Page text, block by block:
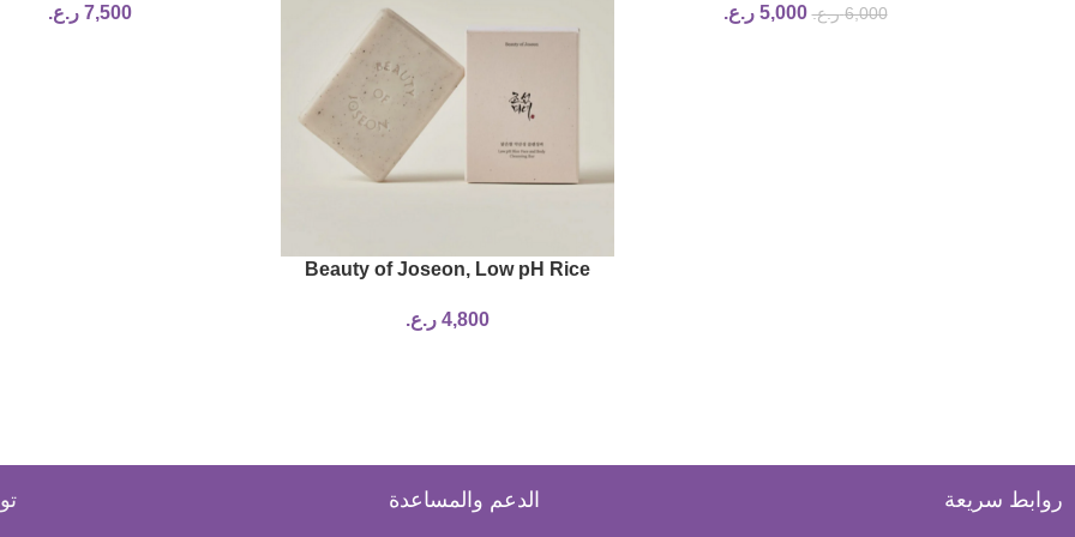
6,000 ر.ع. 5,000 ر.ع.
Beauty of Joseon, Low pH Rice
100 ml)
4,800 ر.ع.
7,500 ر.ع.
روابط سريعة الدعم والمساعدة